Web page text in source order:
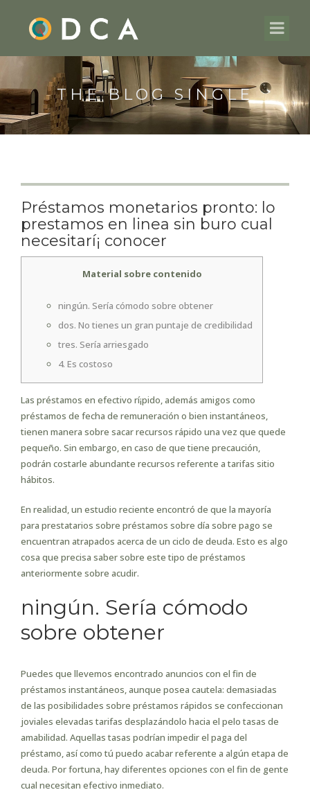
THE BLOG SINGLE
Préstamos monetarios pronto: lo
prestamos en linea sin buro cual
necesitarí¡ conocer
Material sobre contenido
ningún. Serí­a cómodo sobre obtener
dos. No tienes un gran puntaje de credibilidad
tres. Serí­a arriesgado
4. Es costoso
Las préstamos en efectivo rí¡pido, además amigos como
préstamos de fecha de remuneración o bien instantáneos,
tienen manera sobre sacar recursos rápido una vez que quede
pequeño. Sin embargo, en caso de que tiene precaución,
podrán costarle abundante recursos referente a tarifas sitio
hábitos.
En realidad, un estudio reciente encontró de que la mayoría
para prestatarios sobre préstamos sobre día sobre pago se
encuentran atrapados acerca de un ciclo de deuda. Esto es algo
cosa que precisa saber sobre este tipo de préstamos
anteriormente sobre acudir.
ningún. Serí­a cómodo
sobre obtener
Puedes que llevemos encontrado anuncios con el fin de
préstamos instantáneos, aunque posea cautela: demasiadas
de las posibilidades sobre préstamos rápidos se confeccionan
joviales elevadas tarifas desplazándolo hacia el pelo tasas de
amabilidad. Aquellas tasas podrían impedir el paga del
préstamo, así­ como tú puedo acabar referente a algún etapa de
deuda. Por fortuna, hay diferentes opciones con el fin de gente
cual necesitan efectivo inmediato.